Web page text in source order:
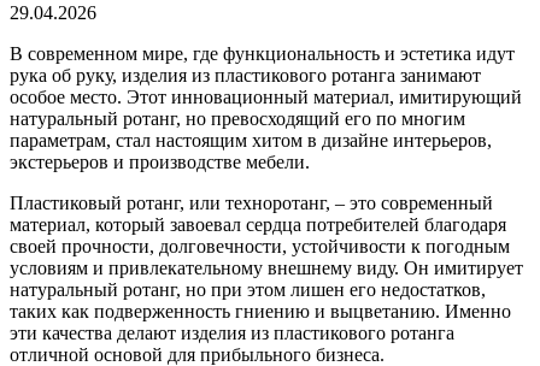
29.04.2026
В современном мире, где функциональность и эстетика идут
рука об руку, изделия из пластикового ротанга занимают
особое место. Этот инновационный материал, имитирующий
натуральный ротанг, но превосходящий его по многим
параметрам, стал настоящим хитом в дизайне интерьеров,
экстерьеров и производстве мебели.
Пластиковый ротанг, или техноротанг, – это современный
материал, который завоевал сердца потребителей благодаря
своей прочности, долговечности, устойчивости к погодным
условиям и привлекательному внешнему виду. Он имитирует
натуральный ротанг, но при этом лишен его недостатков,
таких как подверженность гниению и выцветанию. Именно
эти качества делают изделия из пластикового ротанга
отличной основой для прибыльного бизнеса.